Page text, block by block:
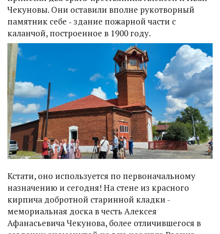
Чекуновы. Они оставили вполне рукотворный
памятник себе ‑ здание пожарной части с
каланчой, построенное в 1900 году.
Кстати, оно используется по первоначальному
назначению и сегодня! На стене из красного
кирпича добротной старинной кладки -
мемориальная доска в честь Алексея
Афанасьевича Чекунова, более отличившегося в